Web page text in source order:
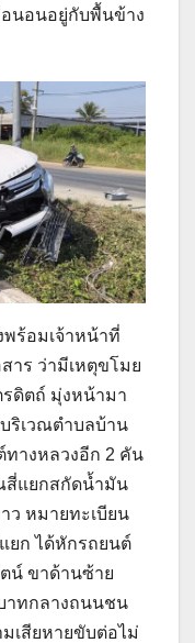
นอนอยู่กับพื้นข้าง
พร้อมเจ้าหน้าที่
าร ว่ามีเหตุขโมย
รดิตถ์ มุ่งหน้ามา
ริเวณตำบลบ้าน
ทางหลวงอีก 2 คัน
สี่แยกสกัดน้ำมัน
ว หมายทะเบียน
ยก ได้หักรถยนต์
น์ ขาด้านซ้าย
าทกลางถนนชน
มเสียหายขับต่อไม่